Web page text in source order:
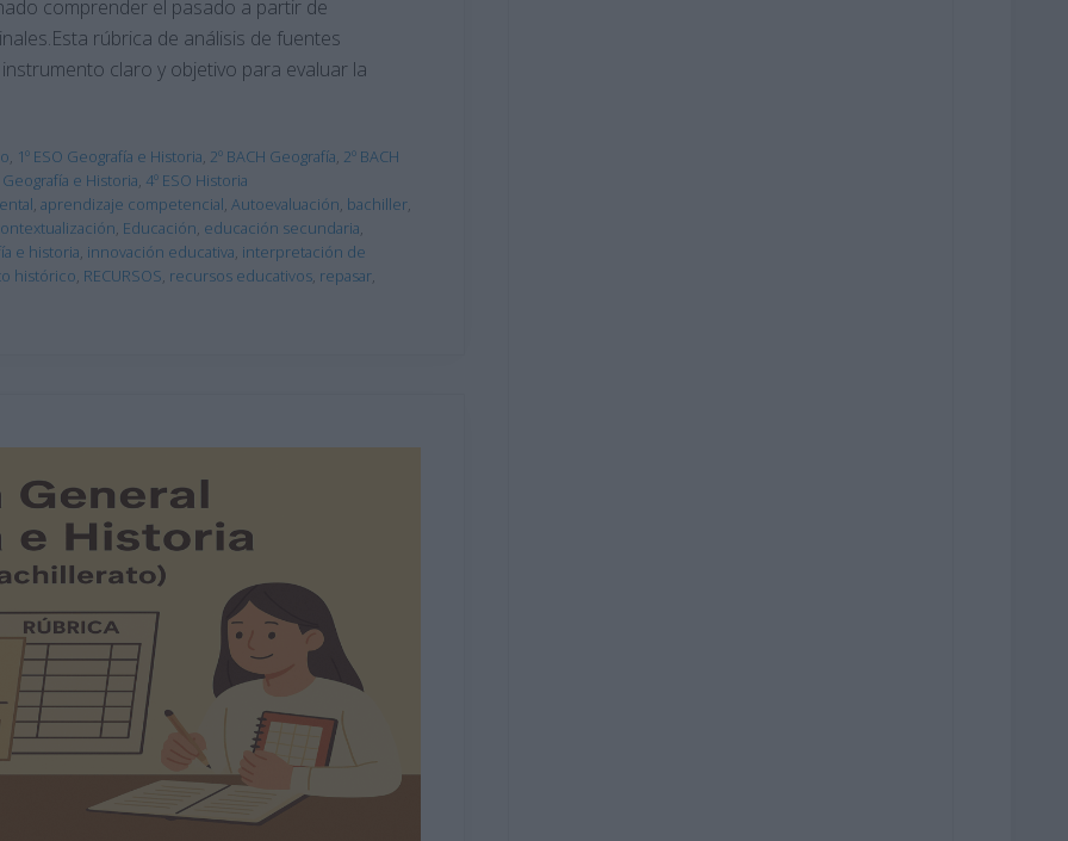
comprender el pasado a partir de
rúbrica de análisis de fuentes
claro y objetivo para evaluar la
, 1º ESO Geografía e Historia, 2º BACH Geografía, 2º BACH
Geografía e Historia, 4º ESO Historia
, aprendizaje competencial, Autoevaluación, bachiller,
, Educación, educación secundaria,
e historia, innovación educativa, interpretación de
histórico, RECURSOS, recursos educativos, repasar,